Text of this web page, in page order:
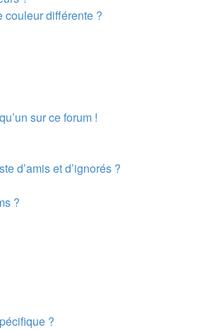
couleur différente ?
sur ce forum !
d’amis et d’ignorés ?
?
?